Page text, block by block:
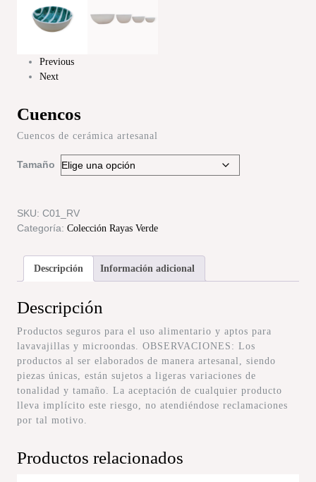
Previous
Next
Cuencos
Cuencos de cerámica artesanal
Tamaño
SKU: C01_RV
Categoría: Colección Rayas Verde
Descripción Información adicional
Descripción
Productos seguros para el uso alimentario y aptos para
lavavajillas y microondas. OBSERVACIONES: Los
productos al ser elaborados de manera artesanal, siendo
piezas únicas, están sujetos a ligeras variaciones de
tonalidad y tamaño. La aceptación de cualquier producto
lleva implícito este riesgo, no atendiéndose reclamaciones
por tal motivo.
Productos relacionados